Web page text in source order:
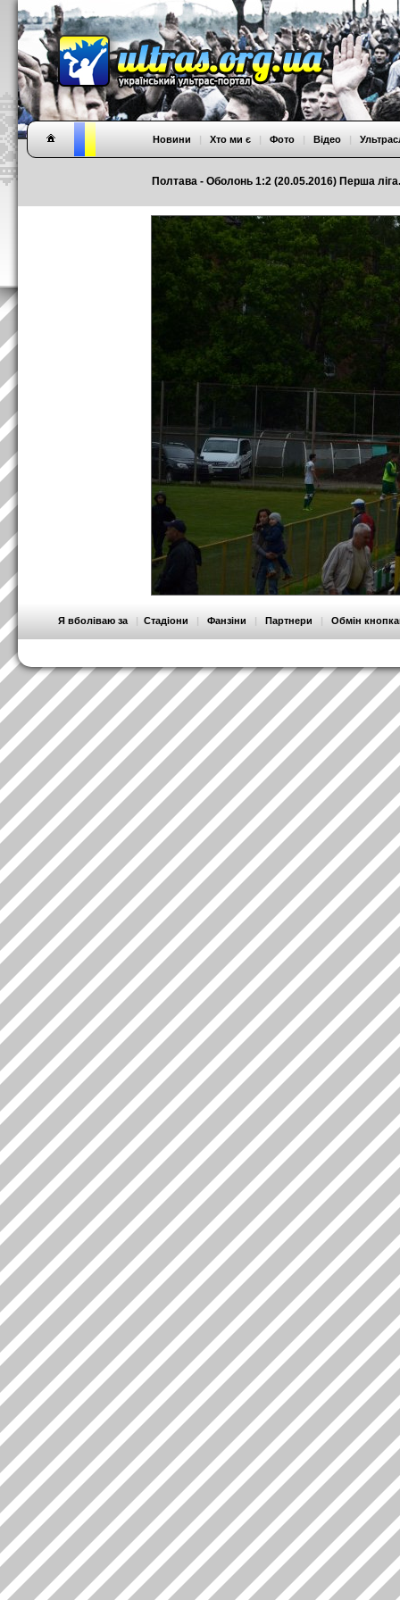
Полтава - Оболонь 1:2 (20.05.2016) Перша
Новини | Хто ми є | Фото | Відео |
Я вболіваю за | Стадіони | Фанзіни | Партнери | Обмін